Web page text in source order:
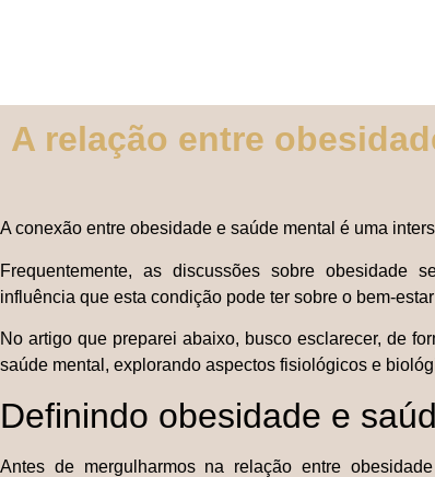
A relação entre
A conexão entre obesidade e saúde mental é uma
Frequentemente, as discussões sobre obesidade
influência que esta condição pode ter sobre o bem-
No artigo que preparei abaixo, busco esclarecer, de
saúde mental, explorando aspectos fisiológicos e
Definindo obesidade e
Antes de mergulharmos na relação entre